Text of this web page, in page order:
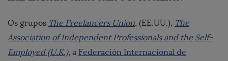
Os grupos The Freelancers Union, (EE.UU.), The
Association of Independent Professionals and the Self-
Employed (U.K.), a Federación Internacional de